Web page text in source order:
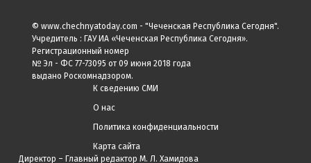
© www.chechnyatoday.com - "Чеченcкая Республика Сегодня".
Учредитель : ГАУ ИА «Чеченская Республика Сегодня».
Регистрационный номер
№ Эл - ФС 77-73095 от 09 июня 2018 года
выдано Роскомнадзором.
К сведению СМИ
О нас
Политика конфиденциальности
Карта сайта
Директор – Главный редактор М. Л. Хамидова